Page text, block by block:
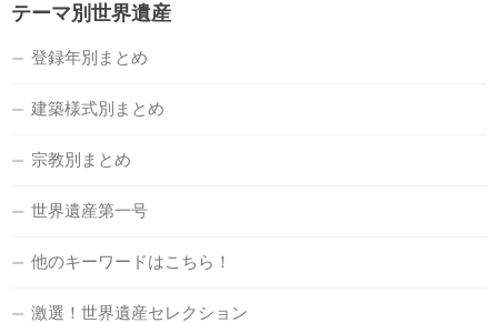
テーマ別世界遺産
登録年別まとめ
建築様式別まとめ
宗教別まとめ
世界遺産第一号
他のキーワードはこちら！
激選！世界遺産セレクション